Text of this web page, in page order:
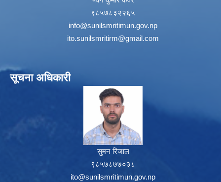
९८५७८३२२६५
info@sunilsmritimun.gov.np
ito.sunilsmritirm@gmail.com
सूचना अधिकारी
सुमन रिजाल
९८५७८७७०३८
ito@sunilsmritimun.gov.np